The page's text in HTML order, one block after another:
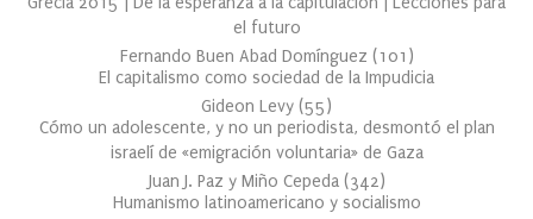
el futuro
Fernando Buen Abad Domínguez (101 )
El capitalismo como sociedad de la Impudicia
Gideon Levy (55)
Cómo un adolescente, y no un periodista, desmontó el plan
israelí de «emigración voluntaria» de Gaza
Juan J. Paz y Miño Cepeda (342)
Humanismo latinoamericano y socialismo